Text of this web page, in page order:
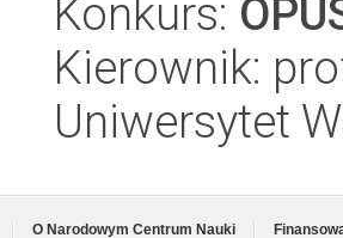
Konkurs:
Kierownik:
Uniwersytet
O Narodowym Centrum Nauki